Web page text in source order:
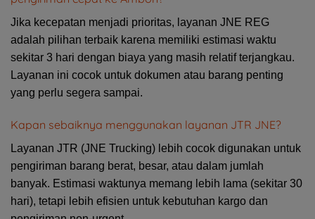
Jika kecepatan menjadi prioritas, layanan JNE REG
adalah pilihan terbaik karena memiliki estimasi waktu
sekitar 3 hari dengan biaya yang masih relatif terjangkau.
Layanan ini cocok untuk dokumen atau barang penting
yang perlu segera sampai.
Kapan sebaiknya menggunakan layanan JTR JNE?
Layanan JTR (JNE Trucking) lebih cocok digunakan untuk
pengiriman barang berat, besar, atau dalam jumlah
banyak. Estimasi waktunya memang lebih lama (sekitar 30
hari), tetapi lebih efisien untuk kebutuhan kargo dan